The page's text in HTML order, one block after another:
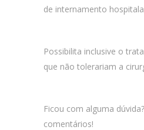
de internamento
Possibilita inclusive o
que não tolerariam a
Ficou com alguma
comentários!